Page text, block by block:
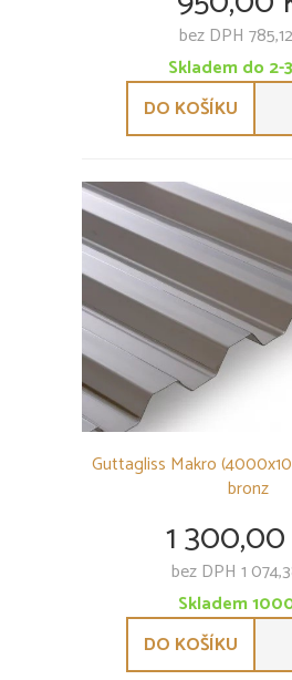
bez DPH
Skladem do 2-
DO KOŠÍKU
Guttagliss Makro
bronz
1
bez DPH 1
Skladem
DO KOŠÍKU